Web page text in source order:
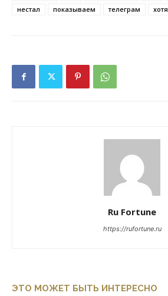
нестал
показываем телеграм хотя
Ru Fortune
https://rufortune.ru
ЭТО МОЖЕТ БЫТЬ ИНТЕРЕСНО